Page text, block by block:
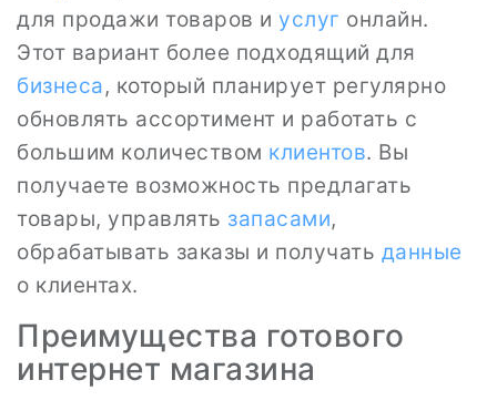
для продажи товаров и услуг онлайн.
Этот вариант более подходящий для
бизнеса, который планирует регулярно
обновлять ассортимент и работать с
большим количеством клиентов. Вы
получаете возможность предлагать
товары, управлять запасами,
обрабатывать заказы и получать данные
о клиентах.
Преимущества готового
интернет магазина